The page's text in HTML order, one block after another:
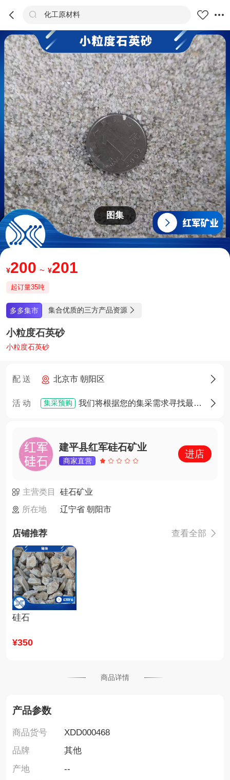
  化工原材料 
商品 评价 详情 推荐
图集
¥200 ~ ¥201
起订量35吨
多多集市 集合优质的三方产品资源 
小粒度石英砂
小粒度石英砂
配 送 北京市 朝阳区 
活 动 集采预购 我们将根据您的集采需求寻找最佳货源，确定货源后您将享有优先采购权 
建平县红军硅石矿业
商家直营
进店
主营类目
硅石矿业
所在地
辽宁省 朝阳市
店铺推荐 查看全部 
硅石
¥350
商品详情
产品参数
商品货号
XDD000468
品牌
其他
产地
--